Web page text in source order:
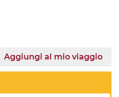
Aggiungi al mio viaggio